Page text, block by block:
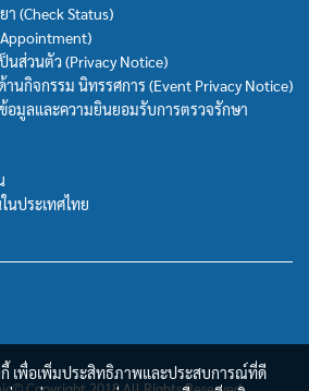
(Check Status)
นส่วนตัว (Privacy Notice)
นกิจกรรม นิทรรศการ (Event Privacy Notice)
อมูลและความยินยอมรับการตรวจรักษา
นประเทศไทย
กี้ เพื่อเพิ่มประสิทธิภาพและประสบการณ์ที่ดี